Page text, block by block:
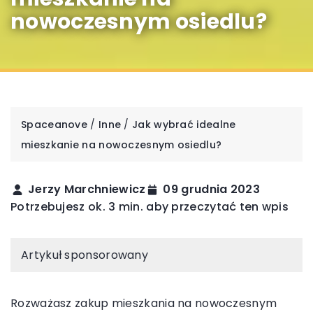
nowoczesnym osiedlu?
Spaceanove / Inne / Jak wybrać idealne
mieszkanie na nowoczesnym osiedlu?
Jerzy Marchniewicz
09 grudnia 2023
Potrzebujesz ok. 3 min. aby przeczytać ten wpis
Artykuł sponsorowany
Rozważasz zakup mieszkania na nowoczesnym